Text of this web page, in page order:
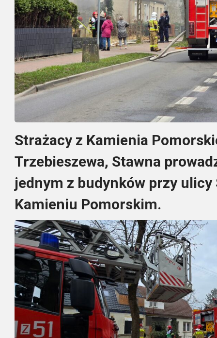
Strażacy z Kamienia
Trzebieszewa, Stawna
jednym z budynków przy ulicy
Kamieniu Pomorskim.